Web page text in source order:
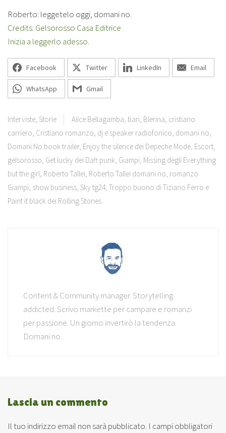
Roberto: leggetelo oggi, domani no.
Credits: Gelsorosso Casa Editrice
Inizia a leggerlo adesso.
Facebook Twitter LinkedIn Email
WhatsApp Gmail
Interviste, Storie Alice Bellagamba, bari, Blerina, cristiano
carriero, Cristiano romanzo, dj e speaker radiofonico, domani no,
Domani No book trailer, Enjoy the silence dei Depeche Mode, Escort,
gelsorosso, Get lucky dei Daft punk, Giampi, Missing degli Everything
but the girl, Roberto Tallei, Roberto Tallei domani no, romanzo
Giampi, show business, Sky tg24, Troppo buono di Tiziano Ferro e
Paint it black dei Rolling Stones.
Content & Community manager. Storytelling
addicted. Scrivo markette per campare e romanzi
per passione. Un giorno invertirò la tendenza.
Domani no.
Lascia un commento
Il tuo indirizzo email non sarà pubblicato. I campi obbligatori